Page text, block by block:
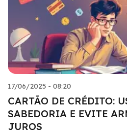
17/06/2025 - 08:20
CARTÃO DE CRÉDITO:
SABEDORIA E EVITE
JUROS